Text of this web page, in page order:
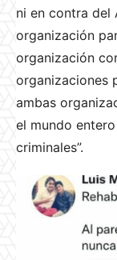
ni en contra del
organización
organización
organizaciones
ambas
el mundo
criminales”.